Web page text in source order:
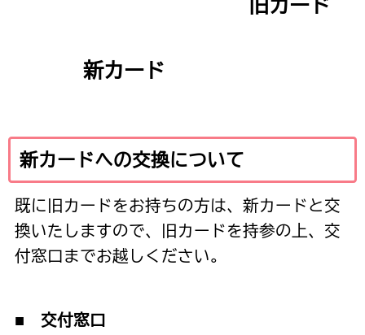
旧カード
新カード
新カードへの交換について
既に旧カードをお持ちの方は、新カードと交
換いたしますので、旧カードを持参の上、交
付窓口までお越しください。
■ 交付窓口